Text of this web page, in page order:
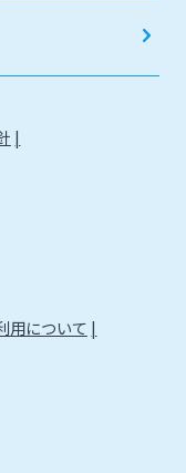
用について